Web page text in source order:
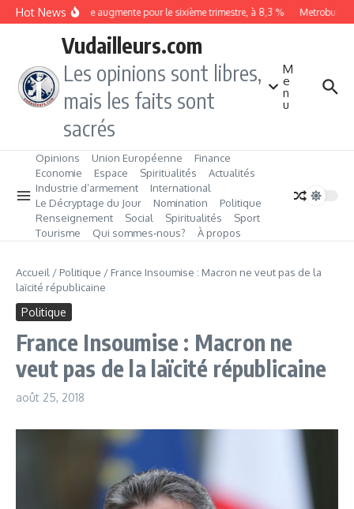
Aller au contenu
Hot NewsLe chômage augmente pour le sixième trimestre, à 8,3 % Metrobus
Vudailleurs.com
Les opinions sont libres,
mais les faits sont
sacrés
M
e
n
u
Opinions Union Européenne
Finance
Economie
Espace Spiritualités
Actualités
Industrie d’armement
International
Le Décryptage du Jour
Nomination
Politique
Renseignement
Social Spiritualités
Sport
Tourisme
Qui sommes‑nous? À propos
Accueil / Politique / France Insoumise : Macron ne veut pas de la
laïcité républicaine
Politique
France Insoumise : Macron ne
veut pas de la laïcité républicaine
août 25, 2018